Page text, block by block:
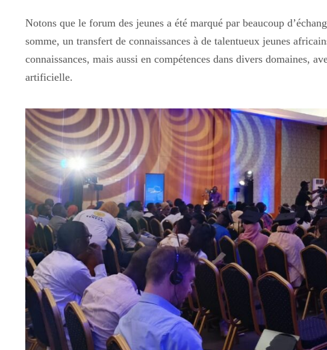
Notons que le forum des jeunes a été marqué par beaucoup
somme, un transfert de connaissances à de talentueux jeunes
connaissances, mais aussi en compétences dans divers domaines,
artificielle.